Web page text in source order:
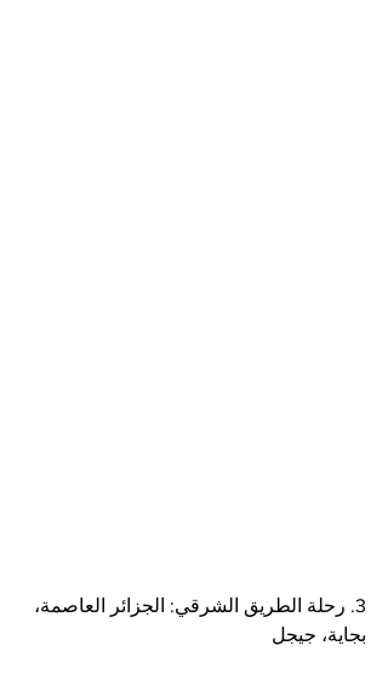
3. رحلة الطريق الشرقي: الجزائر العاصمة،
بجاية، جيجل